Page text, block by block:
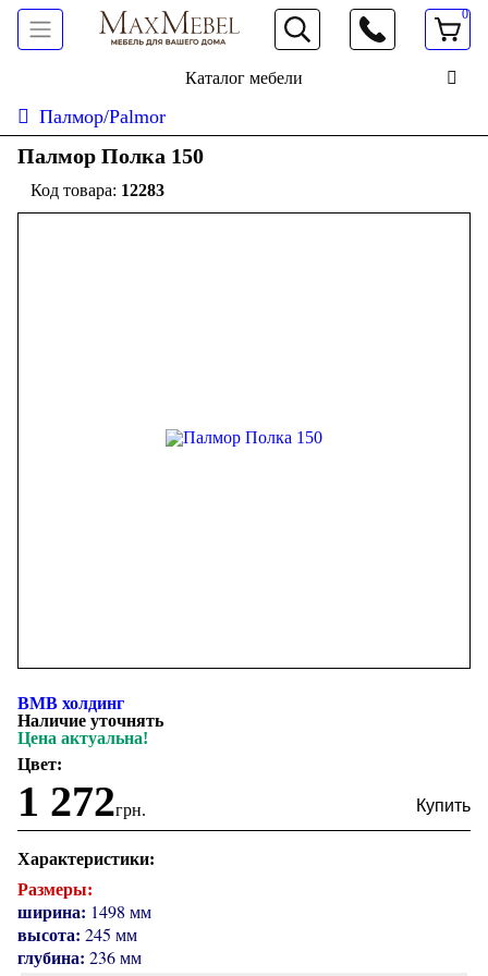
066 472 19 61
0
Каталог мебели
Палмор/Palmor
Палмор Полка 150
12283
ВМВ холдинг
Наличие уточнять
Цена актуальна!
Цвет:
1 272грн.
Характеристики:
Размеры:
ширина: 1498 мм
высота: 245 мм
глубина: 236 мм